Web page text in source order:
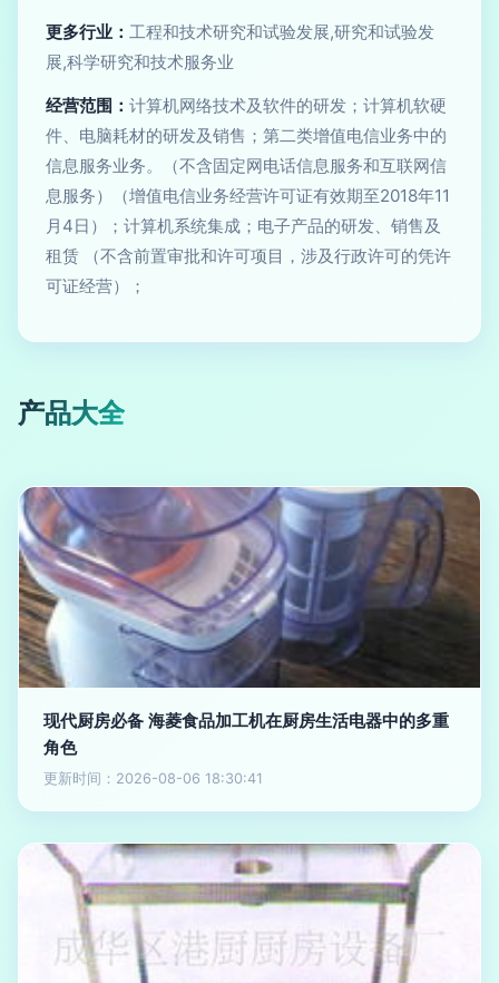
更多行业： 工程和技术研究和试验发展,研究和试验发
展,科学研究和技术服务业
经营范围： 计算机网络技术及软件的研发；计算机软硬
件、电脑耗材的研发及销售；第二类增值电信业务中的
信息服务业务。（不含固定网电话信息服务和互联网信
息服务）（增值电信业务经营许可证有效期至2018年11
月4日）；计算机系统集成；电子产品的研发、销售及
租赁 （不含前置审批和许可项目，涉及行政许可的凭许
可证经营）；
产品大全
现代厨房必备 海菱食品加工机在厨房生活电器中的多重
角色
更新时间：2026-08-06 18:30:41